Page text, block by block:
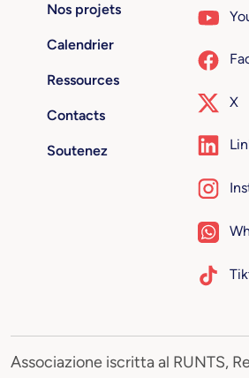
Nos projets
Calendrier
Ressources
Contacts
Soutenez
X
Associazione iscritta al RUNTS,